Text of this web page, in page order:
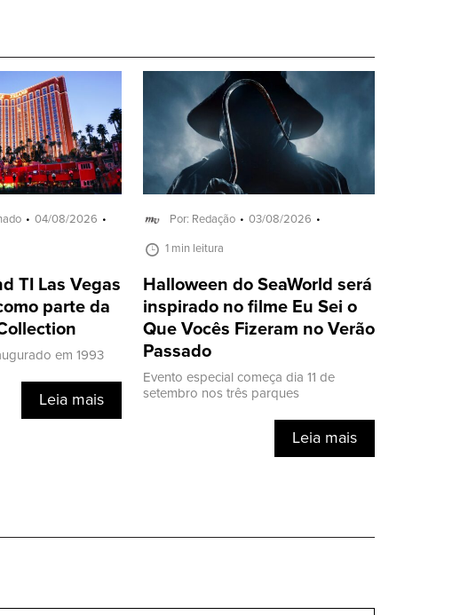
04/08/2026
TI Las Vegas
parte da
em 1993
Leia mais
Por: Redação 03/08/2026
1 min leitura
Halloween do SeaWorld será
inspirado no filme Eu Sei o
Que Vocês Fizeram no Verão
Passado
Evento especial começa dia 11 de
setembro nos três parques
Leia mais